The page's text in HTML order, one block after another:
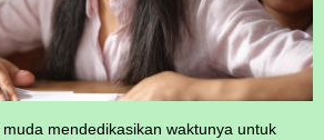
mendedikasikan waktunya untuk